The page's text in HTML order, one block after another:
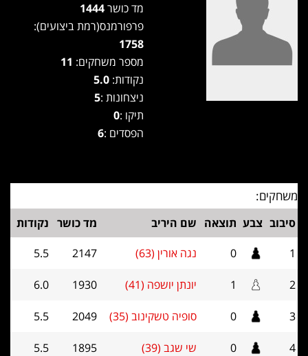
מד כושר
פרפורמנס(רמת ביצועים):
1758
מספר משחקים:
נקודות: 5.0
ניצחונות :5
תיקו :0
הפסדים :6
משחקים:
סיבוב צבע תוצאה שם היריב מד כושר נקודות
1
0 נגה אורין (63) 2147
5.5
2
1 יונתן יושפה (41) 1930
6.0
3
0 סופיה טשקינוב (35) 2049
5.5
4
0 שי שגב (39) 1895
5.5